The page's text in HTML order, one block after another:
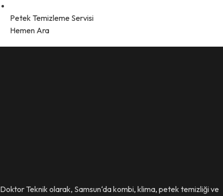
Petek Temizleme Servisi
Hemen Ara
Doktor Teknik olarak, Samsun‘da kombi, klima, petek temizliği ve